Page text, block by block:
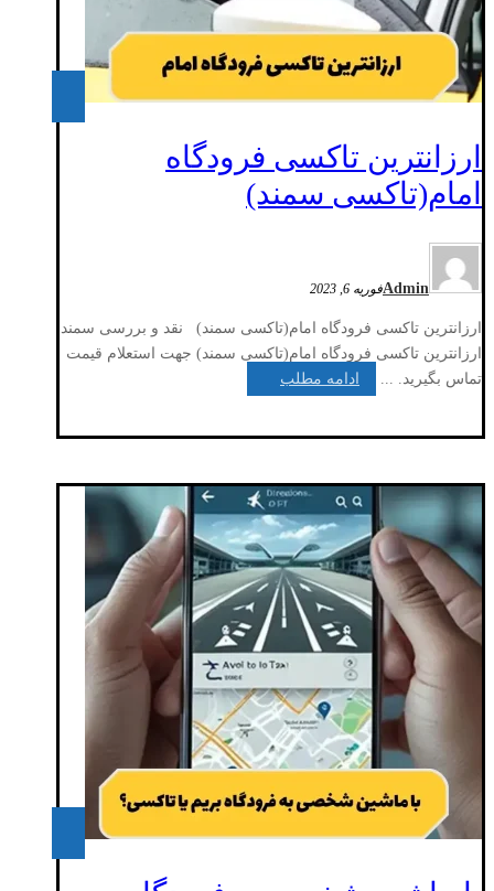
ارزانترین تاکسی فرودگاه
امام(تاکسی سمند)
Adminفوریه 6, 2023
ارزانترین تاکسی فرودگاه امام(تاکسی سمند) نقد و بررسی سمند
ارزانترین تاکسی فرودگاه امام(تاکسی سمند) جهت استعلام قیمت
تماس بگیرید. ...
ادامه مطلب